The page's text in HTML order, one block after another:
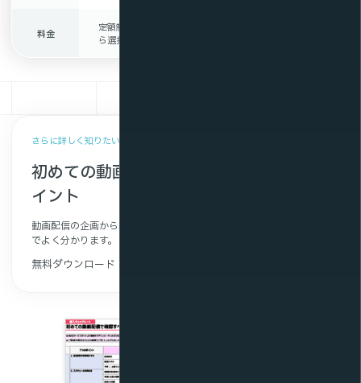
料金
定額制・従量課金制か
ら選択可能
さらに詳しく知りたい方へ
初めての動画配信で確認すべき7つのポ
イント
動画配信の企画から導入まで検討すべき項目がチェックシート形式
でよく分かります。
無料ダウンロード